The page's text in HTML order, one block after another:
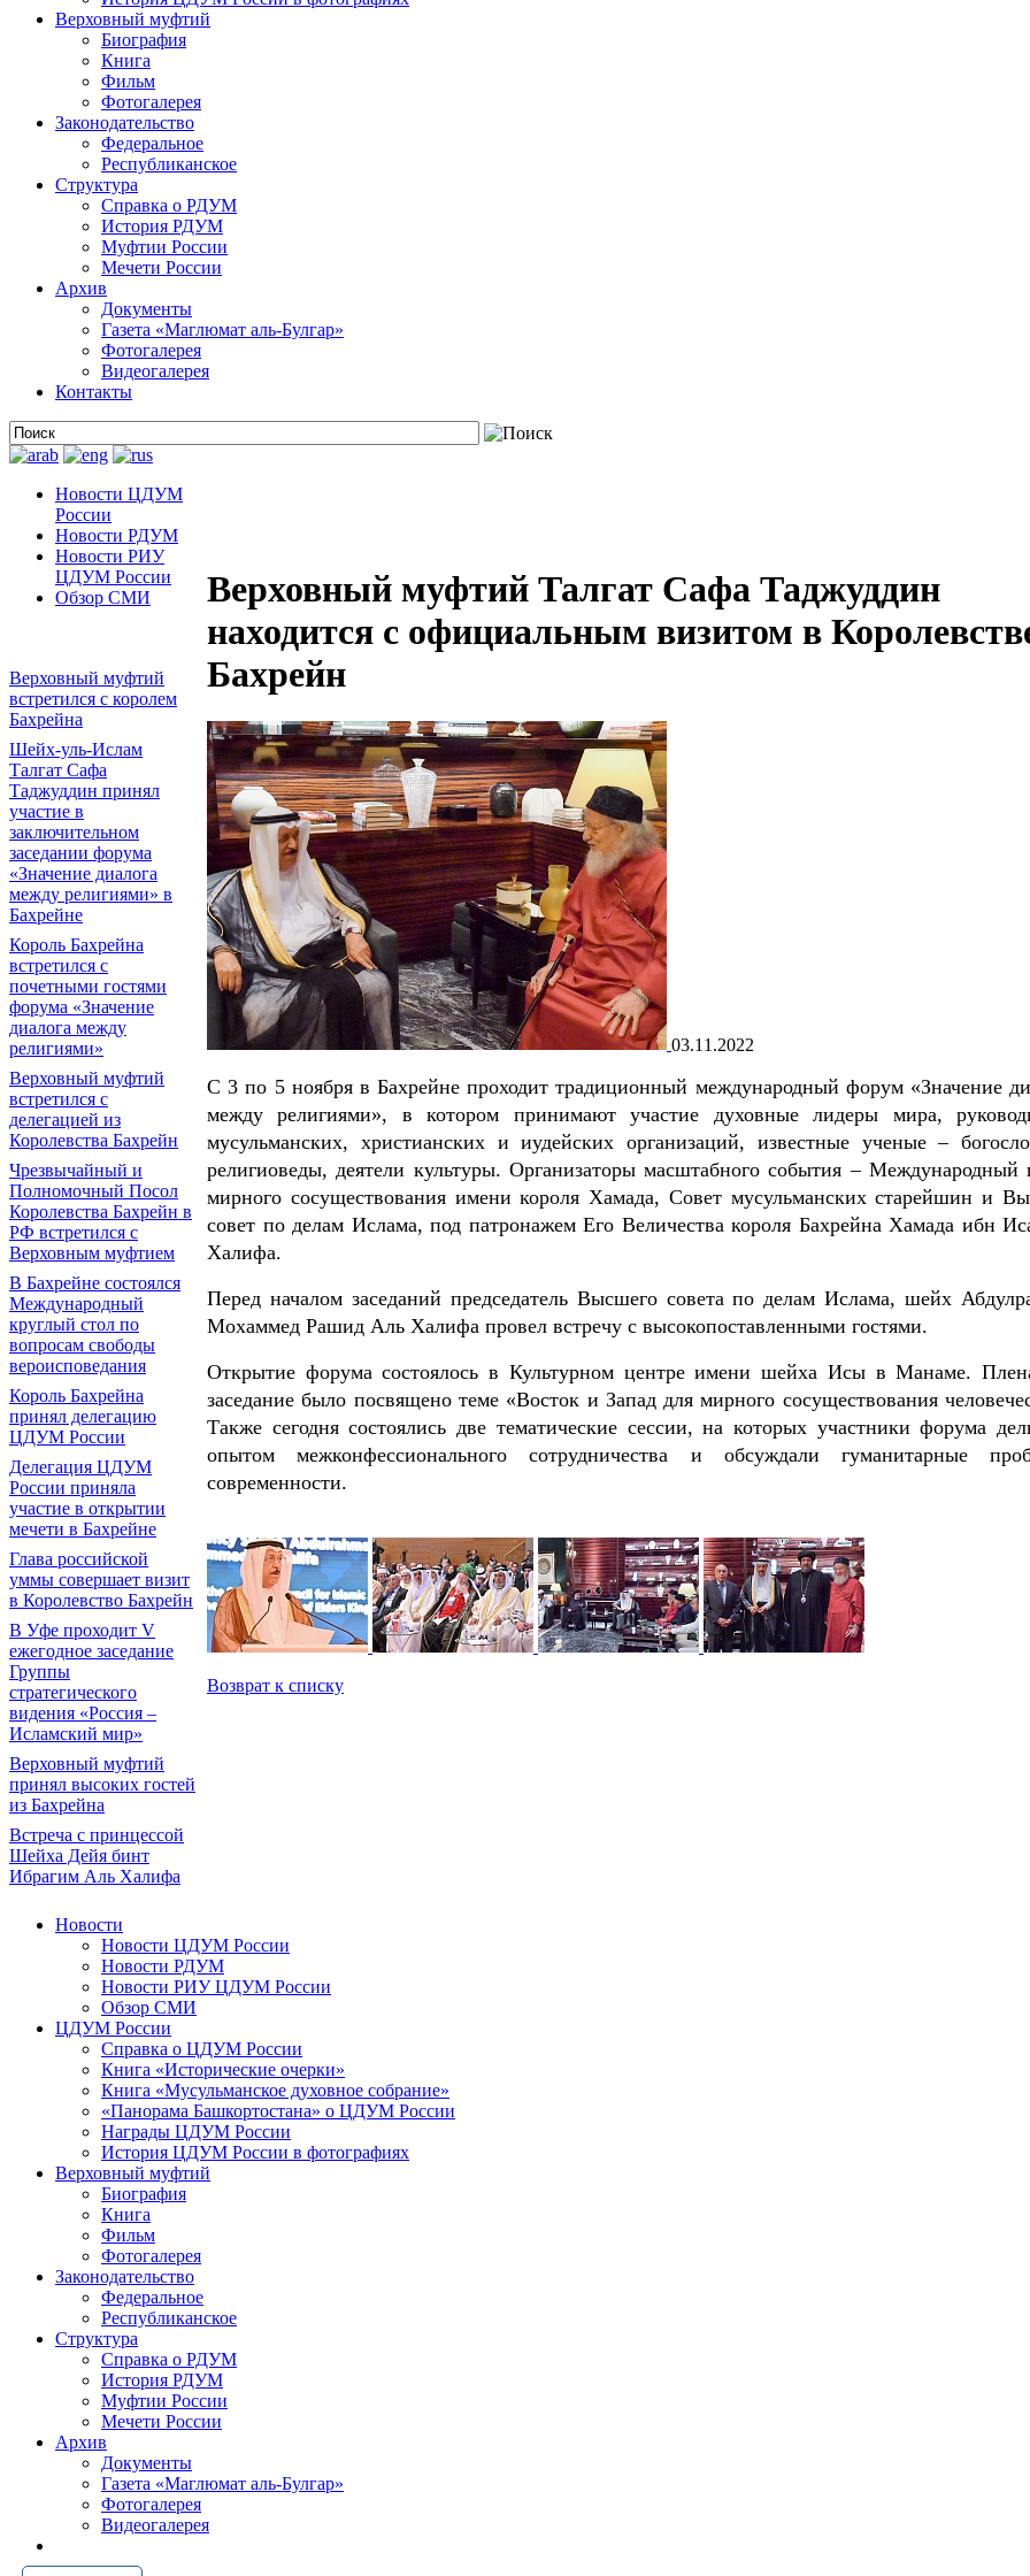
Верховный муфтий
Биография
Книга
Фильм
Фотогалерея
Законодательство
Федеральное
Республиканское
Структура
Справка о РДУМ
История РДУМ
Муфтии России
Мечети России
Архив
Документы
Газета «Маглюмат аль-Булгар»
Фотогалерея
Видеогалерея
Контакты
Новости ЦДУМ
России
Новости РДУМ
Новости РИУ
ЦДУМ России
Обзор СМИ
Верховный муфтий
встретился с королем
Бахрейна
Шейх-уль-Ислам
Талгат Сафа
Таджуддин принял
участие в
заключительном
заседании форума
«Значение диалога
между религиями» в
Бахрейне
Король Бахрейна
встретился с
почетными гостями
форума «Значение
диалога между
религиями»
Верховный муфтий
встретился с
делегацией из
Королевства Бахрейн
Чрезвычайный и
Полномочный Посол
Королевства Бахрейн в
РФ встретился с
Верховным муфтием
В Бахрейне состоялся
Международный
круглый стол по
вопросам свободы
вероисповедания
Король Бахрейна
принял делегацию
ЦДУМ России
Делегация ЦДУМ
России приняла
участие в открытии
мечети в Бахрейне
Глава российской
уммы совершает визит
в Королевство Бахрейн
В Уфе проходит V
ежегодное заседание
Группы
стратегического
видения «Россия –
Исламский мир»
Верховный муфтий
принял высоких гостей
из Бахрейна
Встреча с принцессой
Шейха Дейя бинт
Ибрагим Аль Халифа
Верховный муфтий Талгат Сафа Таджуддин
находится с официальным визитом в
Бахрейн
03.11.2022
С 3 по 5 ноября в Бахрейне проходит традиционный международный форум «Значение
между религиями», в котором принимают участие духовные лидеры мира,
мусульманских, христианских и иудейских организаций, известные ученые –
религиоведы, деятели культуры. Организаторы масштабного события – Международный
мирного сосуществования имени короля Хамада, Совет мусульманских старейшин и
совет по делам Ислама, под патронажем Его Величества короля Бахрейна Хамада ибн
Халифа.
Перед началом заседаний председатель Высшего совета по делам Ислама, шейх
Мохаммед Рашид Аль Халифа провел встречу с высокопоставленными гостями.
Открытие форума состоялось в Культурном центре имени шейха Исы в Манаме.
заседание было посвящено теме «Восток и Запад для мирного сосуществования
Также сегодня состоялись две тематические сессии, на которых участники форума
опытом межконфессионального сотрудничества и обсуждали гуманитарные
современности.
Возврат к списку
Новости
Новости ЦДУМ России
Новости РДУМ
Новости РИУ ЦДУМ России
Обзор СМИ
ЦДУМ России
Справка о ЦДУМ России
Книга «Исторические очерки»
Книга «Мусульманское духовное собрание»
«Панорама Башкортостана» о ЦДУМ России
Награды ЦДУМ России
История ЦДУМ России в фотографиях
Верховный муфтий
Биография
Книга
Фильм
Фотогалерея
Законодательство
Федеральное
Республиканское
Структура
Справка о РДУМ
История РДУМ
Муфтии России
Мечети России
Архив
Документы
Газета «Маглюмат аль-Булгар»
Фотогалерея
Видеогалерея